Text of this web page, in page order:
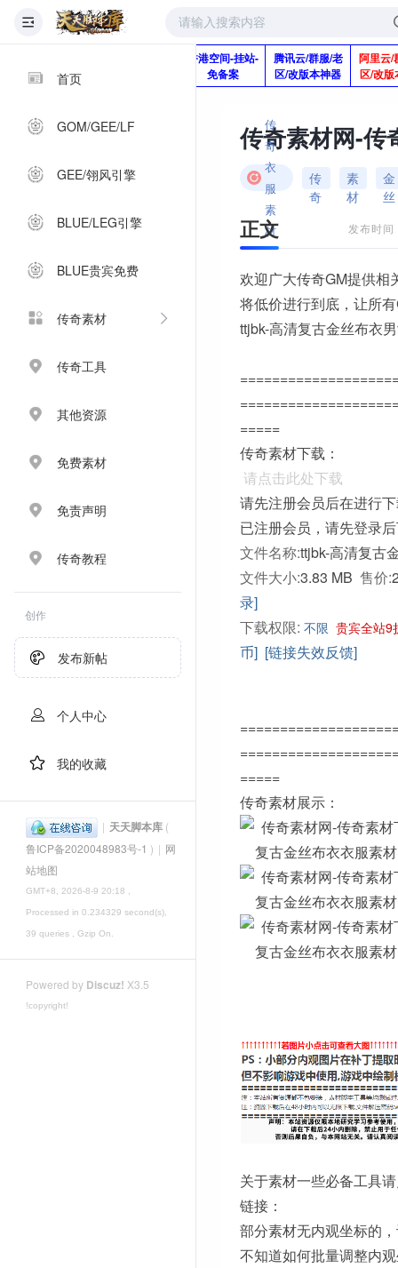
首页
GOM/GEE/LF
GEE/翎风引擎
BLUE/LEG引擎
BLUE贵宾免费
传奇素材
传奇工具
其他资源
免费素材
免责声明
传奇教程
创作
发布新帖
个人中心
我的收藏
| 天天脚本库 (
鲁ICP备2020048983号-1 ) | 网
站地图
GMT+8, 2026-8-9 20:18 ,
Processed in 0.234329 second(s),
39 queries , Gzip On.
Powered by Discuz! X3.5
!copyright!
Q920992345
香港空间-挂站-
免备案
腾讯云/群服/老
区/改版本神器
阿里云/
区/改版
传
奇
衣
服
素
材
传
奇
素
材
金
丝
正文 发布时
欢迎广大传奇GM提供相
将低价进行到底，让所
ttjbk-高清复古金丝布衣
=====
传奇素材下载：
请点击此处下载
请先注册会员后在进行
已注册会员，请先登录
文件名称:ttjbk-高清复古
文件大小:3.83 MB 售价:
录]
下载权限: 不限 贵宾全站9
币] [链接失效反馈]
=====
传奇素材展示：
关于素材一些必备工具
链接：
部分素材无内观坐标的
不知道如何批量调整内